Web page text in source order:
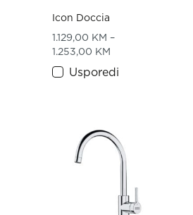
Icon Doccia
1.129,00 KM –
1.253,00 KM
Usporedi